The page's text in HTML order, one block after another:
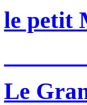
le petit
Le